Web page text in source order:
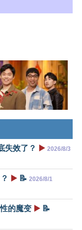
失效了？ ▶️ 2026/8/3
▶️ 📝 2026/8/1
的魔变 ▶️ 📝